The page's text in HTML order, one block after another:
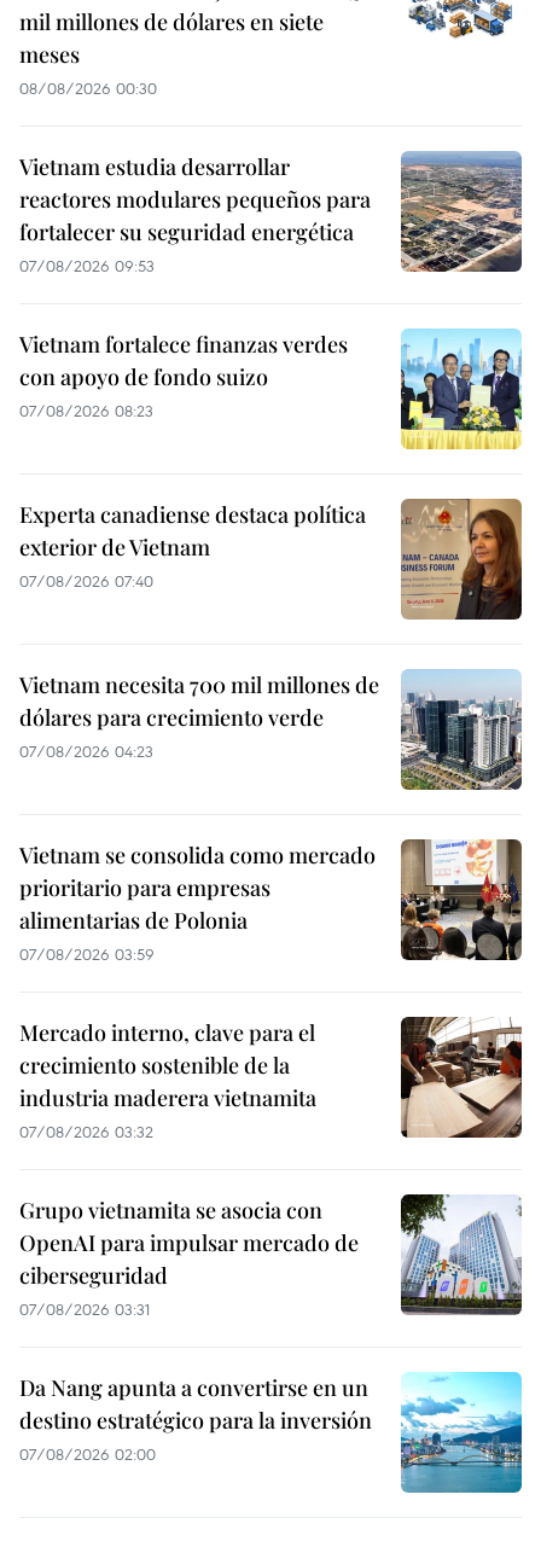
mil millones de dólares en siete
meses
08/08/2026 00:30
Vietnam estudia desarrollar
reactores modulares pequeños para
fortalecer su seguridad energética
07/08/2026 09:53
Vietnam fortalece finanzas verdes
con apoyo de fondo suizo
07/08/2026 08:23
Experta canadiense destaca política
exterior de Vietnam
07/08/2026 07:40
Vietnam necesita 700 mil millones de
dólares para crecimiento verde
07/08/2026 04:23
Vietnam se consolida como mercado
prioritario para empresas
alimentarias de Polonia
07/08/2026 03:59
Mercado interno, clave para el
crecimiento sostenible de la
industria maderera vietnamita
07/08/2026 03:32
Grupo vietnamita se asocia con
OpenAI para impulsar mercado de
ciberseguridad
07/08/2026 03:31
Da Nang apunta a convertirse en un
destino estratégico para la inversión
07/08/2026 02:00